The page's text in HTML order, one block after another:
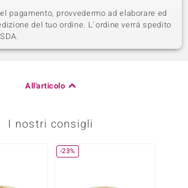
pagamento, provvedermo ad elaborare ed
del tuo ordine. L´ordine verrá spedito
All'articolo
I nostri consigli
-23%